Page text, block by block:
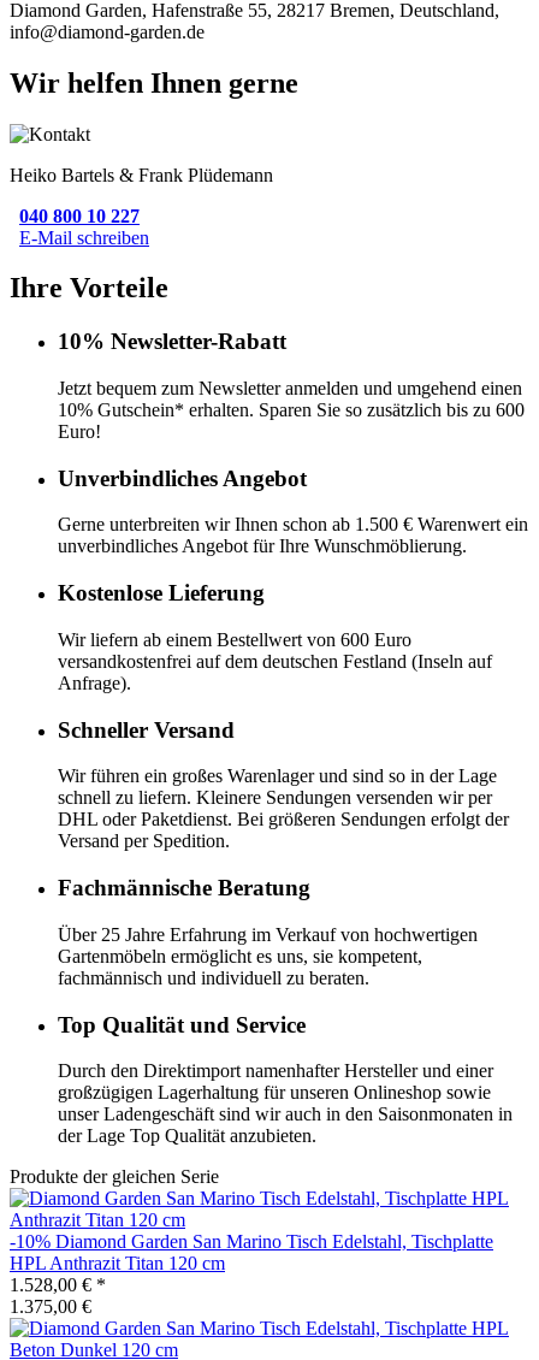
Diamond Garden, Hafenstraße 55, 28217 Bremen, Deutschland,
info@diamond-garden.de
Wir helfen Ihnen gerne
Heiko Bartels & Frank Plüdemann
040 800 10 227
E-Mail schreiben
Ihre Vorteile
10% Newsletter-Rabatt
Jetzt bequem zum Newsletter anmelden und umgehend einen
10% Gutschein* erhalten. Sparen Sie so zusätzlich bis zu 600
Euro!
Unverbindliches Angebot
Gerne unterbreiten wir Ihnen schon ab 1.500 € Warenwert ein
unverbindliches Angebot für Ihre Wunschmöblierung.
Kostenlose Lieferung
Wir liefern ab einem Bestellwert von 600 Euro
versandkostenfrei auf dem deutschen Festland (Inseln auf
Anfrage).
Schneller Versand
Wir führen ein großes Warenlager und sind so in der Lage
schnell zu liefern. Kleinere Sendungen versenden wir per
DHL oder Paketdienst. Bei größeren Sendungen erfolgt der
Versand per Spedition.
Fachmännische Beratung
Über 25 Jahre Erfahrung im Verkauf von hochwertigen
Gartenmöbeln ermöglicht es uns, sie kompetent,
fachmännisch und individuell zu beraten.
Top Qualität und Service
Durch den Direktimport namenhafter Hersteller und einer
großzügigen Lagerhaltung für unseren Onlineshop sowie
unser Ladengeschäft sind wir auch in den Saisonmonaten in
der Lage Top Qualität anzubieten.
Produkte der gleichen Serie
-10% Diamond Garden San Marino Tisch Edelstahl, Tischplatte
HPL Anthrazit Titan 120 cm
1.528,00 € *
1.375,00 €